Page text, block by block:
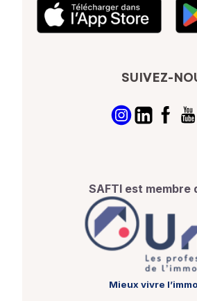
SUIVEZ-
SAFTI est membre
Mieux vivre